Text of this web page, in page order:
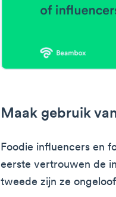
Maak gebruik
Foodie influencers en
eerste vertrouwen de
tweede zijn ze